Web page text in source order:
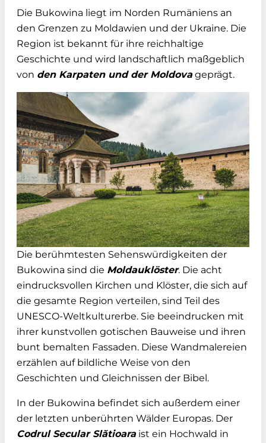
Die Bukowina liegt im Norden Rumäniens an
den Grenzen zu Moldawien und der Ukraine. Die
Region ist bekannt für ihre reichhaltige
Geschichte und wird landschaftlich maßgeblich
von den Karpaten und der Moldovageprägt.
Die berühmtesten Sehenswürdigkeiten der
Bukowina sind die Moldauklöster. Die acht
eindrucksvollen Kirchen und Klöster, die sich auf
die gesamte Region verteilen, sind Teil des
UNESCO-Weltkulturerbe. Sie beeindrucken mit
ihrer kunstvollen gotischen Bauweise und ihren
bunt bemalten Fassaden. Diese Wandmalereien
erzählen auf bildliche Weise von den
Geschichten und Gleichnissen der Bibel.
In der Bukowina befindet sich außerdem einer
der letzten unberührten Wälder Europas. Der
Codrul Secular Slătioaraist ein Hochwald in